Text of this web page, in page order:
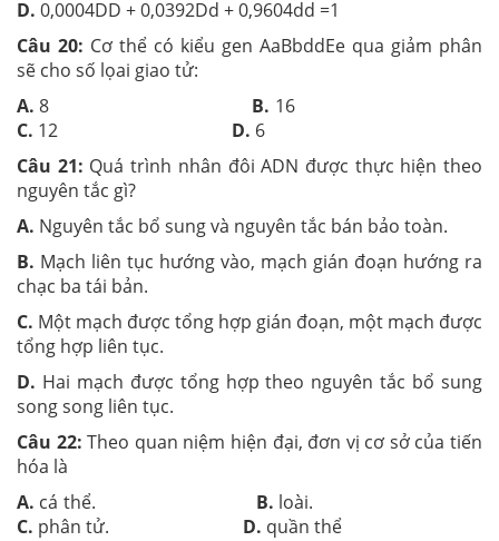
D. 0,0004DD + 0,0392Dd + 0,9604dd =1
Câu 20: Cơ thể có kiểu gen AaBbddEe qua giảm phân
sẽ cho số lọai giao tử:
A.8 B. 16
C. 12 D. 6
Câu 21: Quá trình nhân đôi ADN được thực hiện theo
nguyên tắc gì?
A. Nguyên tắc bổ sung và nguyên tắc bán bảo toàn.
B. Mạch liên tục hướng vào, mạch gián đoạn hướng ra
chạc ba tái bản.
C. Một mạch được tổng hợp gián đoạn, một mạch được
tổng hợp liên tục.
D. Hai mạch được tổng hợp theo nguyên tắc bổ sung
song song liên tục.
Câu 22: Theo quan niệm hiện đại, đơn vị cơ sở của tiến
hóa là
A. cá thể. B. loài.
C. phân tử. D. quần thể